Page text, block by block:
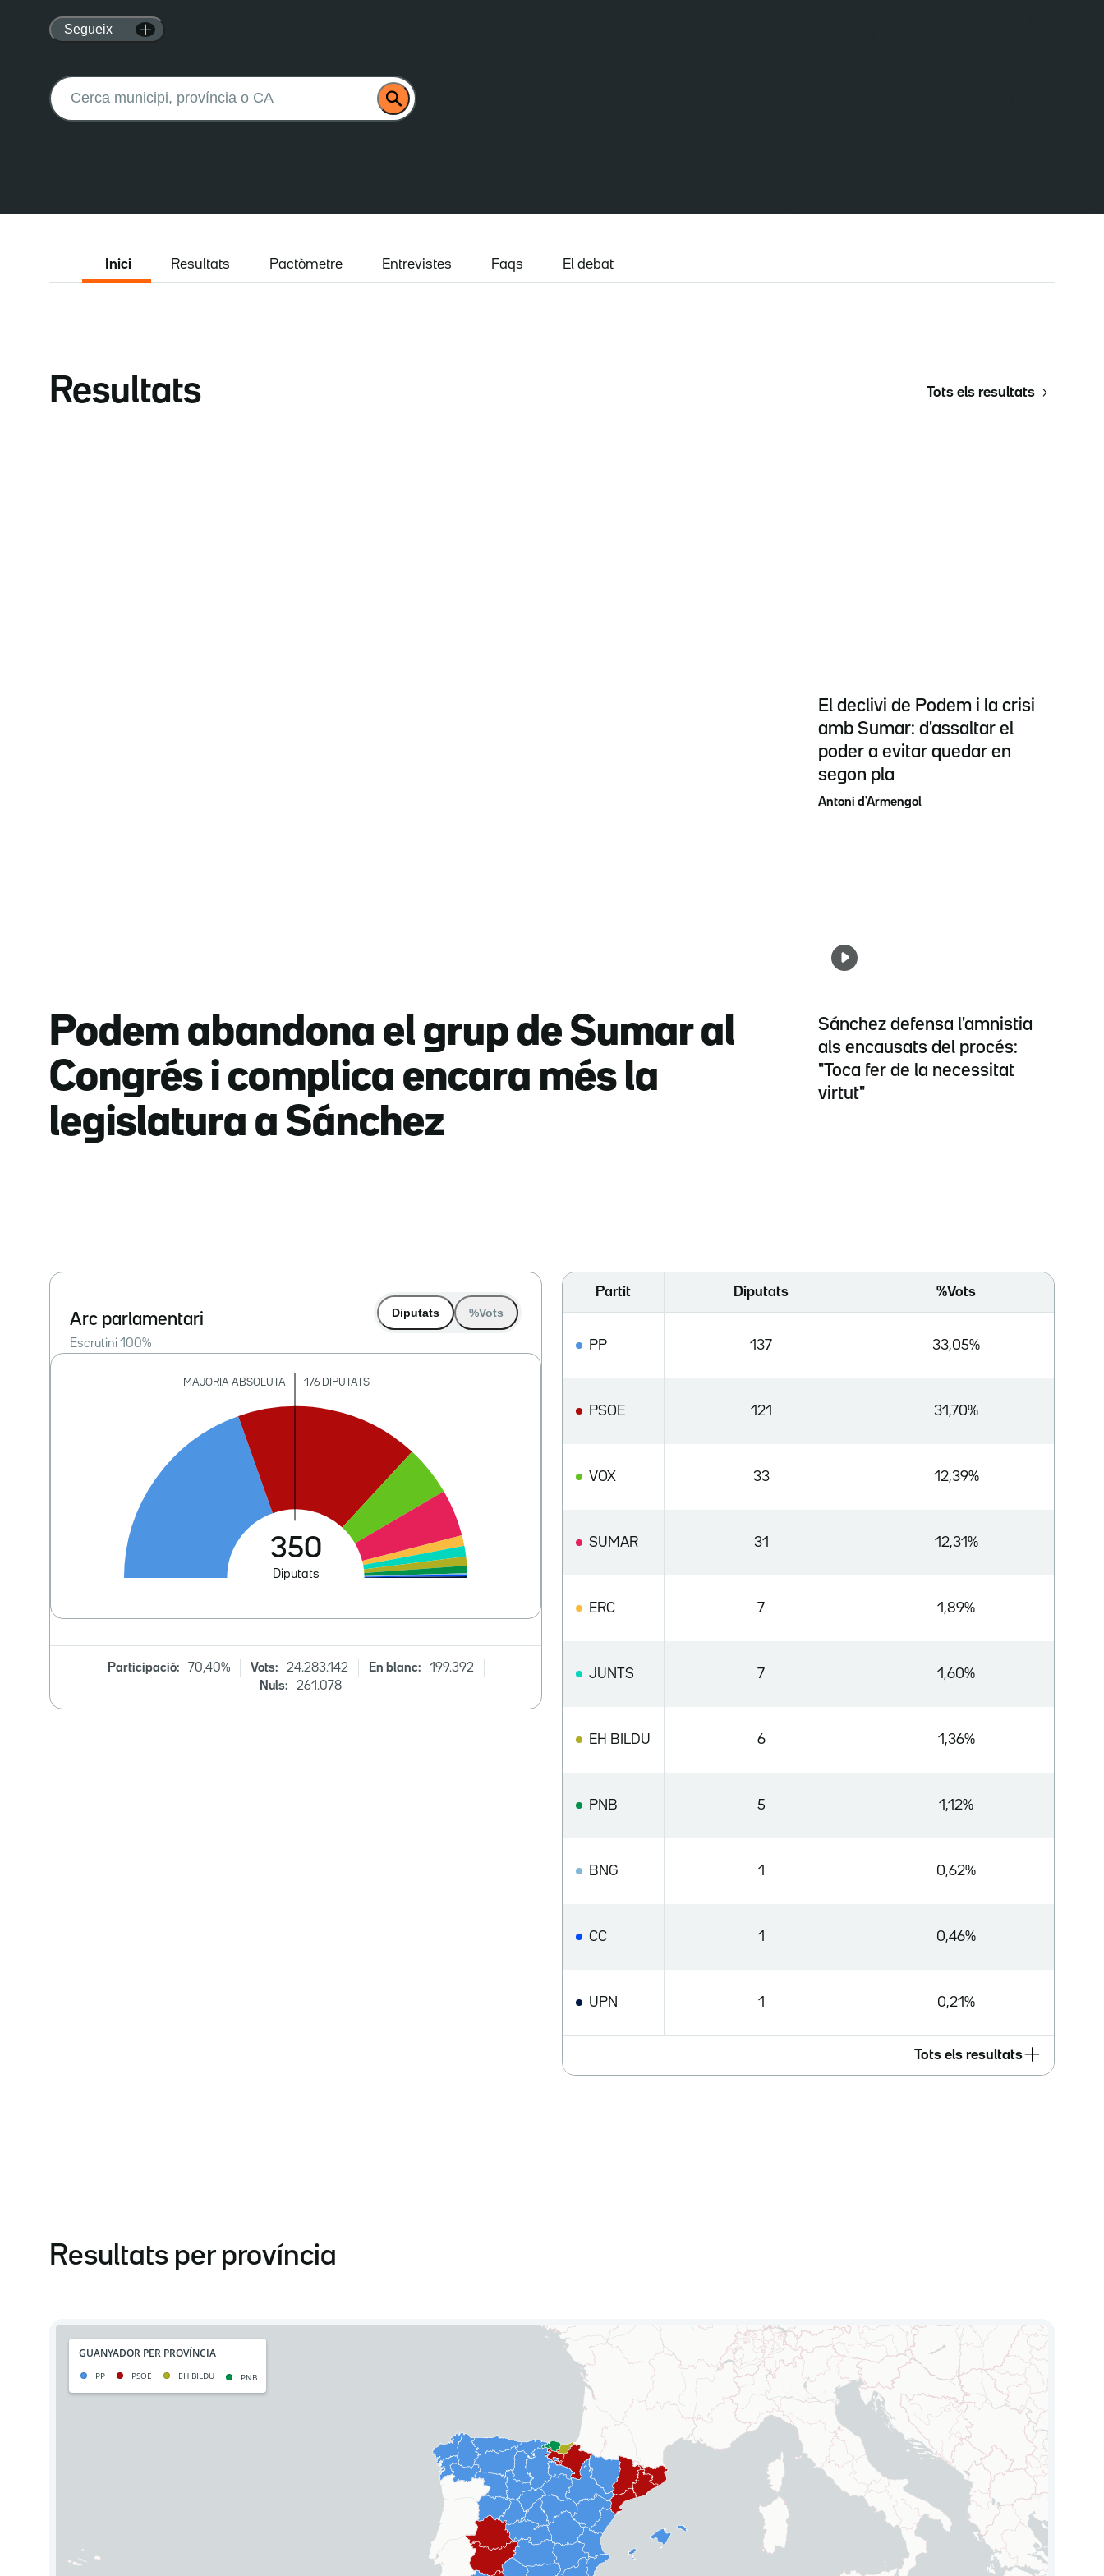
Segueix
Buscar:
Inici Resultats Pactòmetre Entrevistes Faqs El debat
Resultats Tots els resultats
Podem abandona el grup de Sumar al
Congrés i complica encara més la
legislatura a Sánchez
El declivi de Podem i la crisi
amb Sumar: d'assaltar el
poder a evitar quedar en
segon pla
Antoni d'Armengol
Sánchez defensa l'amnistia
als encausats del procés:
"Toca fer de la necessitat
virtut"
Arc parlamentari
Escrutini 100%
Diputats %Vots
Participació: 70,40% Vots: 24.283.142 En blanc:
199.392
Nuls:
261.078
Partit Diputats %Vots
PP 137 33,05%
PSOE 121 31,70%
VOX 33 12,39%
SUMAR 31 12,31%
ERC 7 1,89%
JUNTS 7 1,60%
EH BILDU 6 1,36%
PNB 5 1,12%
BNG 1 0,62%
CC 1 0,46%
UPN 1 0,21%
Tots els resultats
Resultats per província